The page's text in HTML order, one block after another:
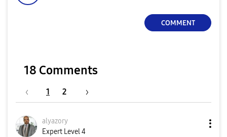
COMMENT
18 Comments
1 2
alyazory
Expert Level 4